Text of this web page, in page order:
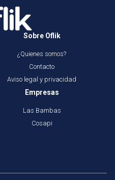
Sobre Oflik
¿Quienes somos?
Contacto
Aviso legal y privacidad
Empresas
Las Bambas
Cosapi